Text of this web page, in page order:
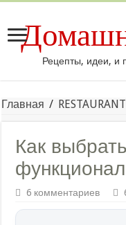
Рецепты, идеи, и
Главная /
Как
6 комментариев